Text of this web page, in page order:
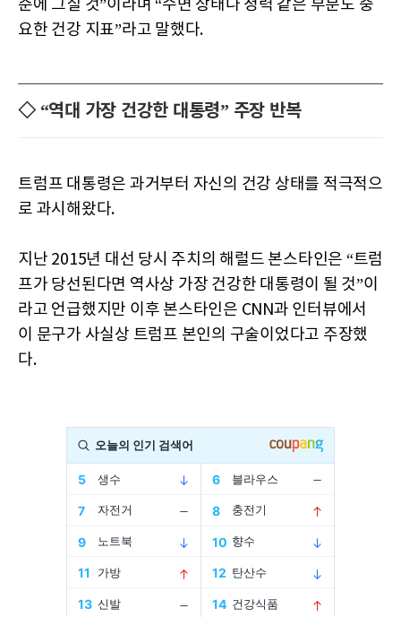
준에 그칠 것”이라며 “수면 상태나 청력 같은 부분도 중
요한 건강 지표”라고 말했다.
◇ “역대 가장 건강한 대통령” 주장 반복
트럼프 대통령은 과거부터 자신의 건강 상태를 적극적으
로 과시해왔다.
지난 2015년 대선 당시 주치의 해럴드 본스타인은 “트럼
프가 당선된다면 역사상 가장 건강한 대통령이 될 것”이
라고 언급했지만 이후 본스타인은 CNN과 인터뷰에서
이 문구가 사실상 트럼프 본인의 구술이었다고 주장했
다.